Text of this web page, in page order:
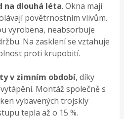
na dlouhá léta. Okna mají
povětrnostním vlivům.
vyrobena, neabsorbuje
Na zasklení se vztahuje
proti krupobití.
v zimním období, díky
Montáž společně s
vybavených trojskly
tepla až o 15 %.